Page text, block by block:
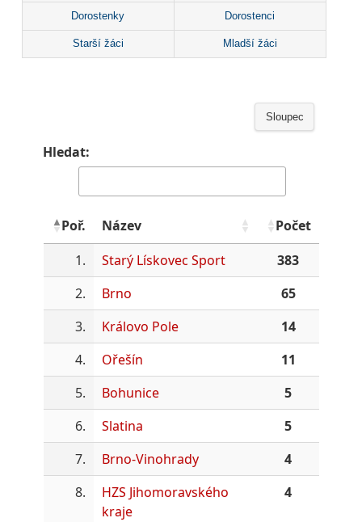
Dorostenky Dorostenci
Starší žáci Mladší žáci
Sloupec
Hledat:
Poř. Název
Počet
1.
Starý Lískovec Sport
383
2.
Brno
65
3.
Královo Pole
14
4.
Ořešín
11
5.
Bohunice
5
6.
Slatina
5
7.
Brno-Vinohrady
4
8.
HZS Jihomoravského
kraje
4